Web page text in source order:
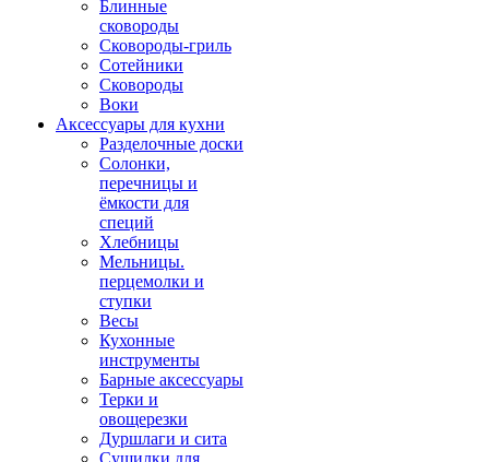
Блинные
сковороды
Сковороды-гриль
Сотейники
Сковороды
Воки
Аксессуары для кухни
Разделочные доски
Солонки,
перечницы и
ёмкости для
специй
Хлебницы
Мельницы.
перцемолки и
ступки
Весы
Кухонные
инструменты
Барные аксессуары
Терки и
овощерезки
Дуршлаги и сита
Сушилки для